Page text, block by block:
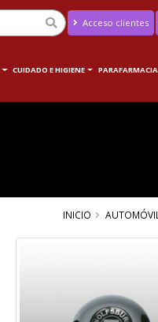
Acceso clientes
CUIDADO E HIGIENE PARAFARMACIA
INICIO AUTOMÓVIL